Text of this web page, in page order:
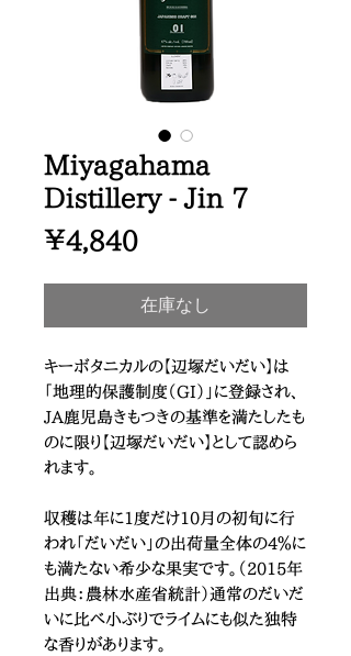
Miyagahama
Distillery - Jin 7
￥4,840価
在庫なし
キーボタニカルの【辺塚だいだい】は
「地理的保護制度（GI）」に登録され、
JA鹿児島きもつきの基準を満たしたも
のに限り【辺塚だいだい】として認めら
れます。
収穫は年に1度だけ10月の初旬に行
われ「だいだい」の出荷量全体の4％に
も満たない希少な果実です。（2015年
出典：農林水産省統計）通常のだいだ
いに比べ小ぶりでライムにも似た独特
な香りがあります。